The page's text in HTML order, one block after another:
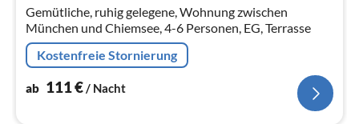
Gemütliche, ruhig gelegene, Wohnung zwischen
München und Chiemsee, 4-6 Personen, EG, Terrasse
Kostenfreie Stornierung
ab 111€/ Nacht